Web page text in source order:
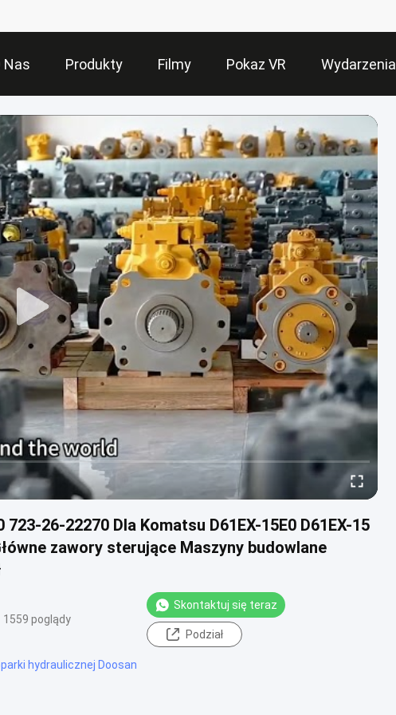
Nas Produkty Filmy Pokaz VR Wydarzenia
26-22270 Dla Komatsu D61EX-15E0 D61EX-15
zawory sterujące Maszyny budowlane
1559 poglądy
Skontaktuj się teraz
Podział
hydraulicznej Doosan